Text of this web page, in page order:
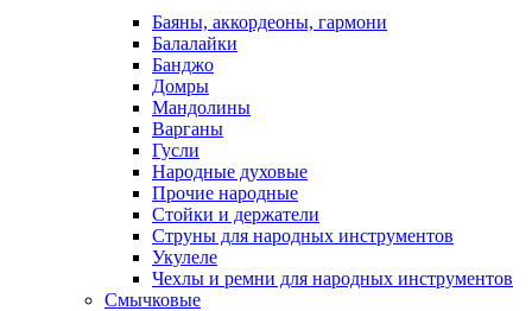
Баяны, аккордеоны, гармони
Балалайки
Банджо
Домры
Мандолины
Варганы
Гусли
Народные духовые
Прочие народные
Стойки и держатели
Струны для народных инструментов
Укулеле
Чехлы и ремни для народных инструментов
Смычковые